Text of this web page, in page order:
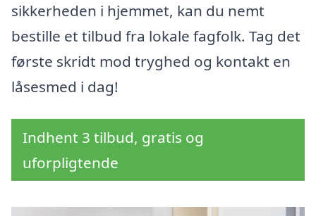
sikkerheden i hjemmet, kan du nemt
bestille et tilbud fra lokale fagfolk. Tag det
første skridt mod tryghed og kontakt en
låsesmed i dag!
Indhent 3 tilbud, gratis og
uforpligtende